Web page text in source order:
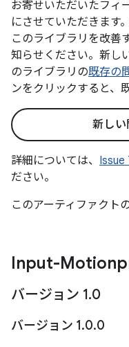
お寄せいただいたフィ
にさせていただきます
このライブラリを改善
知らせください。新し
のライブラリの既存の
ンをクリックすると、
新しい
詳細については、 Issue
ださい。
このアーティファクト
Input-
バージョン 1.0
バージョン 1.0.0